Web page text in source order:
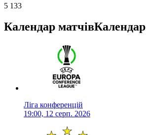
5 133
Календар матчівКалендар
Ліга конференцій
19:00, 12 серп. 2026